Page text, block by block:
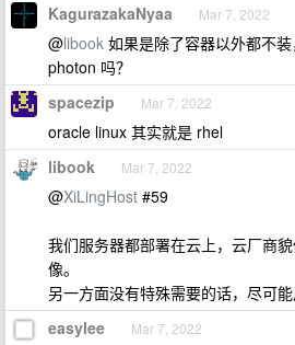
KagurazakaNyaa Mar 7, 2022
@libook 如果是除了容器以外都不
photon 吗？
spacezip Mar 7, 2022
oracle linux 其实就是 rhel
libook Mar 7, 2022
@XiLingHost #59
我们服务器都部署在云上，云厂商
像。
另一方面没有特殊需要的话，尽可能
easylee Mar 7, 2022